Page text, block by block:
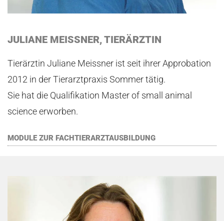
JULIANE MEISSNER, TIERÄRZTIN
Tierärztin Juliane Meissner ist seit ihrer Approbation
2012 in der Tierarztpraxis Sommer tätig.
Sie hat die Qualifikation Master of small animal
science erworben.
MODULE ZUR FACHTIERARZTAUSBILDUNG